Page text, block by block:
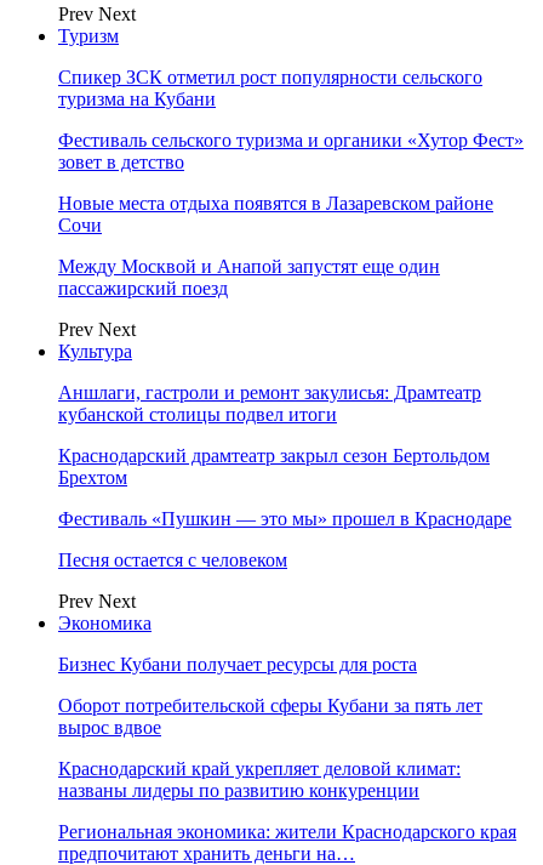
Prev Next
Туризм
Спикер ЗСК отметил рост популярности сельского
туризма на Кубани
Фестиваль сельского туризма и органики «Хутор Фест»
зовет в детство
Новые места отдыха появятся в Лазаревском районе
Сочи
Между Москвой и Анапой запустят еще один
пассажирский поезд
Prev Next
Культура
Аншлаги, гастроли и ремонт закулисья: Драмтеатр
кубанской столицы подвел итоги
Краснодарский драмтеатр закрыл сезон Бертольдом
Брехтом
Фестиваль «Пушкин — это мы» прошел в Краснодаре
Песня остается с человеком
Prev Next
Экономика
Бизнес Кубани получает ресурсы для роста
Оборот потребительской сферы Кубани за пять лет
вырос вдвое
Краснодарский край укрепляет деловой климат:
названы лидеры по развитию конкуренции
Региональная экономика: жители Краснодарского края
предпочитают хранить деньги на…